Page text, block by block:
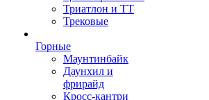
Триатлон и ТТ
Трековые
Горные
Маунтинбайк
Даунхил и
фрирайд
Кросс-кантри